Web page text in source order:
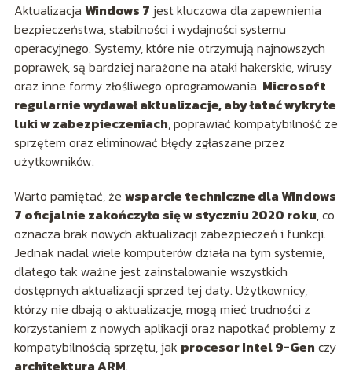
Aktualizacja Windows 7 jest kluczowa dla zapewnienia
bezpieczeństwa, stabilności i wydajności systemu
operacyjnego. Systemy, które nie otrzymują najnowszych
poprawek, są bardziej narażone na ataki hakerskie, wirusy
oraz inne formy złośliwego oprogramowania. Microsoft
regularnie wydawał aktualizacje, aby łatać wykryte
luki w zabezpieczeniach, poprawiać kompatybilność ze
sprzętem oraz eliminować błędy zgłaszane przez
użytkowników.
Warto pamiętać, że wsparcie techniczne dla Windows
7 oficjalnie zakończyło się w styczniu 2020 roku, co
oznacza brak nowych aktualizacji zabezpieczeń i funkcji.
Jednak nadal wiele komputerów działa na tym systemie,
dlatego tak ważne jest zainstalowanie wszystkich
dostępnych aktualizacji sprzed tej daty. Użytkownicy,
którzy nie dbają o aktualizacje, mogą mieć trudności z
korzystaniem z nowych aplikacji oraz napotkać problemy z
kompatybilnością sprzętu, jak procesor Intel 9-Gen czy
architektura ARM.